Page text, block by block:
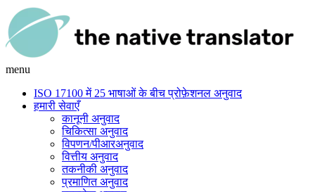
menu
ISO 17100 में 25 भाषाओं के बीच प्रोफ़ेशनल अनुवाद
हमारी सेवाएँ
कानूनी अनुवाद
चिकित्सा अनुवाद
विपणन/पीआरअनुवाद
वित्तीय अनुवाद
तकनीकी अनुवाद
प्रमाणित अनुवाद